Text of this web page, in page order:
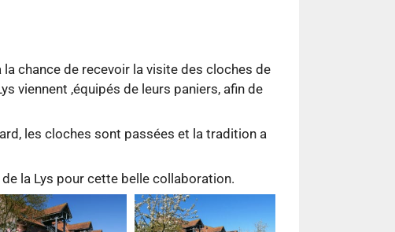
la chance de recevoir la visite des cloches de
viennent ,équipés de leurs paniers, afin de
les cloches sont passées et la tradition a
la Lys pour cette belle collaboration.